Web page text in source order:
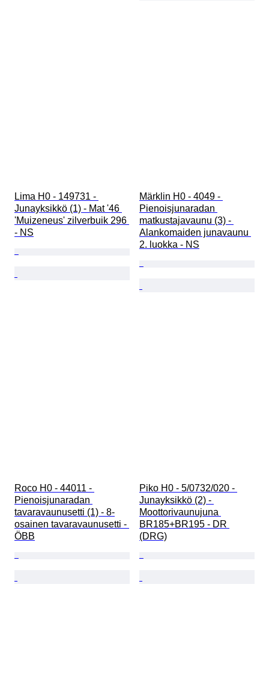
Lima H0 - 149731 -
Junayksikkö (1) - Mat '46
'Muizeneus' zilverbuik 296
- NS
Märklin H0 - 4049 -
Pienoisjunaradan
matkustajavaunu (3) -
Alankomaiden junavaunu
2. luokka - NS
Roco H0 - 44011 -
Pienoisjunaradan
tavaravaunusetti (1) - 8-
osainen tavaravaunusetti -
ÖBB
Piko H0 - 5/0732/020 -
Junayksikkö (2) -
Moottorivaunujuna
BR185+BR195 - DR
(DRG)